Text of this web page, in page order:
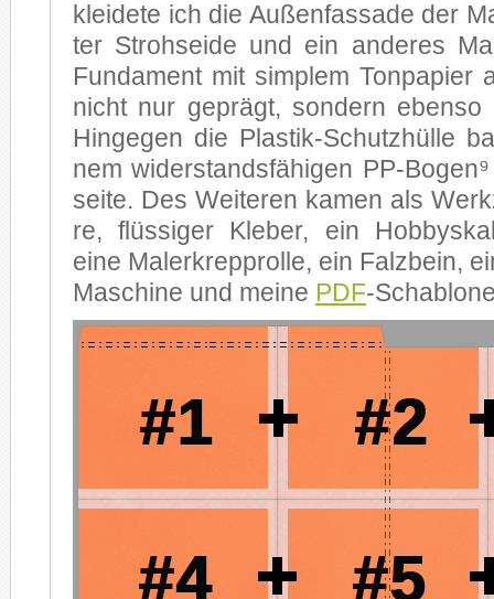
klei­de­te ich die Au­ßen­fas­sa­de der
ter Stroh­sei­de und ein an­de­res
Fun­da­ment mit simp­lem Ton­pa­pier
nicht nur ge­prägt, son­dern eben­so
Hin­ge­gen die Plastik-Schutzhülle
nem wi­der­stands­fä­hi­gen PP-
sei­te. Des Wei­te­ren ka­men als
re, flüs­si­ger Kle­ber, ein
eine Ma­ler­krepp­rol­le, ein Falz­bein,
Ma­schi­ne und mei­ne PDF-